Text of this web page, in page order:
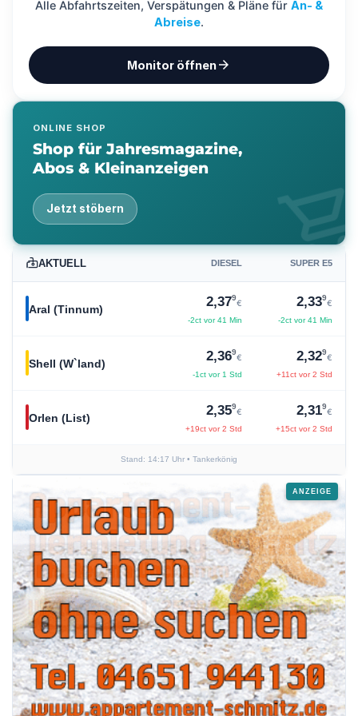
Alle Abfahrtszeiten, Verspätungen & Pläne für An- &
Abreise.
Monitor öffnenarrow_forward
ONLINE SHOP
Shop für Jahresmagazine,
Abos & Kleinanzeigen
Jetzt stöbern
AKTUELL DIESEL SUPER E5
Aral (Tinnum) 2,379
€
-2ct vor 41 Min
2,339
€
-2ct vor 41 Min
Shell (W`land) 2,369
€
-1ct vor 1 Std
2,329
€
+11ct vor 2 Std
Orlen (List) 2,359
€
+19ct vor 2 Std
2,319
€
+15ct vor 2 Std
Stand: 14:17 Uhr • Tankerkönig